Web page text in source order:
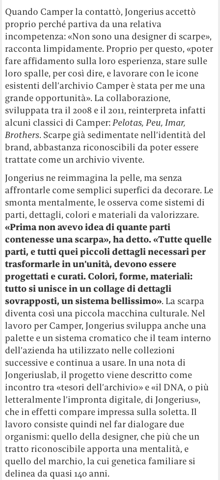
Quando Camper la contattò, Jongerius accettò
proprio perché partiva da una relativa
incompetenza: «Non sono una designer di scarpe»,
racconta limpidamente. Proprio per questo, «poter
fare affidamento sulla loro esperienza, stare sulle
loro spalle, per così dire, e lavorare con le icone
esistenti dell’archivio Camper è stata per me una
grande opportunità». La collaborazione,
sviluppata tra il 2008 e il 2011, reinterpreta infatti
alcuni classici di Camper:Pelotas, Peu, Imar,
Brothers. Scarpe già sedimentate nell’identità del
brand, abbastanza riconoscibili da poter essere
trattate come un archivio vivente.
Jongerius ne reimmagina la pelle, ma senza
affrontarle come semplici superfici da decorare. Le
smonta mentalmente, le osserva come sistemi di
parti, dettagli, colori e materiali da valorizzare.
«Prima non avevo idea di quante parti
contenesse una scarpa», ha detto. «Tutte quelle
parti, e tutti quei piccoli dettagli necessari per
trasformarle in un’unità, devono essere
progettati e curati. Colori, forme, materiali:
tutto si unisce in un collage di dettagli
sovrapposti, un sistema bellissimo». La scarpa
diventa così una piccola macchina culturale. Nel
lavoro per Camper, Jongerius sviluppa anche una
palette e un sistema cromatico che il team interno
dell’azienda ha utilizzato nelle collezioni
successive e continua a usare. In una nota di
Jongeriuslab, il progetto viene descritto come
incontro tra «tesori dell’archivio» e «il DNA, o più
letteralmente l’impronta digitale, di Jongerius»,
che in effetti compare impressa sulla soletta. Il
lavoro consiste quindi nel far dialogare due
organismi: quello della designer, che più che un
tratto riconoscibile apporta una mentalità, e
quello del marchio, la cui genetica familiare si
delinea da quasi 140 anni.